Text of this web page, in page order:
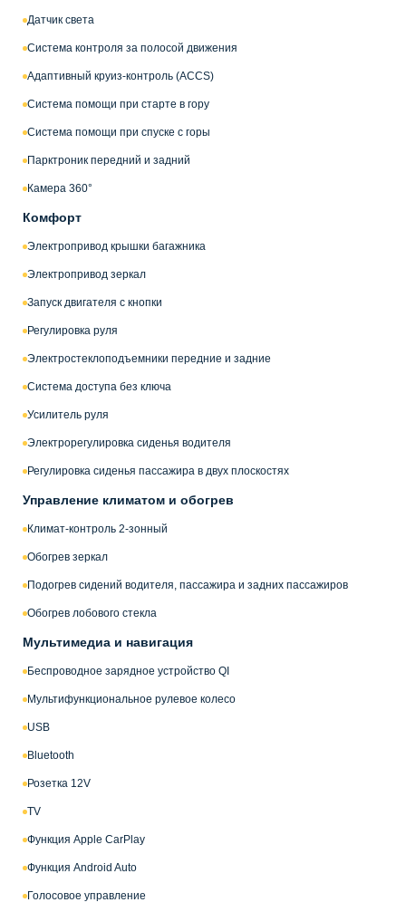
Датчик света
Система контроля за полосой движения
Адаптивный круиз-контроль (ACCS)
Система помощи при старте в гору
Система помощи при спуске с горы
Парктроник передний и задний
Камера 360°
Комфорт
Электропривод крышки багажника
Электропривод зеркал
Запуск двигателя с кнопки
Регулировка руля
Электростеклоподъемники передние и задние
Система доступа без ключа
Усилитель руля
Электрорегулировка сиденья водителя
Регулировка сиденья пассажира в двух плоскостях
Управление климатом и обогрев
Климат-контроль 2-зонный
Обогрев зеркал
Подогрев сидений водителя, пассажира и задних пассажиров
Обогрев лобового стекла
Мультимедиа и навигация
Беспроводное зарядное устройство QI
Мультифункциональное рулевое колесо
USB
Bluetooth
Розетка 12V
TV
Функция Apple CarPlay
Функция Android Auto
Голосовое управление